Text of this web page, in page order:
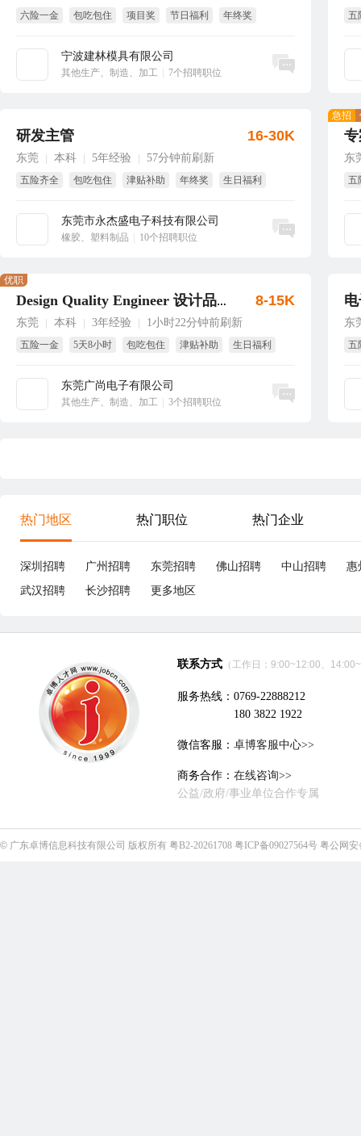
六险一金 包吃包住 项目奖 节日福利
年终奖
宁波建林模具有限公司
其他生产、制造、加工 7个招聘职位
立即沟通
五
研发主管
东莞 本科 5年经验 57分钟前刷新
五险齐全 包吃包住 津贴补助 年终奖
生日福利
东莞市永杰盛电子科技有限公司
橡胶、塑料制品 10个招聘职位
16-30K
立即沟通
东
五
急招
Design Quality Engineer 设计品质工程师
东莞 本科 3年经验 1小时22分钟前刷新
五险一金 5天8小时 包吃包住 津贴补助
生日福利
东莞广尚电子有限公司
其他生产、制造、加工 3个招聘职位
优职
8-15K
立即沟通
东
五
热门地区 热门职位 热门企业
深圳招聘 广州招聘 东莞招聘 佛山招聘 中山招聘
惠
武汉招聘
长沙招聘 更多地区
联系方式 （工作日：9:00~12:00、
服务热线：0769-22888212
180 3822 1922
微信客服： 卓博客服中心>>
商务合作： 在线咨询>>
公益/政府/事业单位合作专属
© 广东卓博信息科技有限公司 版权所有 粤B2-20261708 粤ICP备09027564号 粤公网安